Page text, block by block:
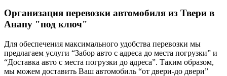
Организация перевозки автомобиля из Твери в
Анапу "под ключ"
Для обеспечения максимального удобства перевозки мы
предлагаем услуги “Забор авто с адреса до места погрузки” и
“Доставка авто с места погрузки до адреса”. Таким образом,
мы можем доставить Ваш автомобиль “от двери-до двери”